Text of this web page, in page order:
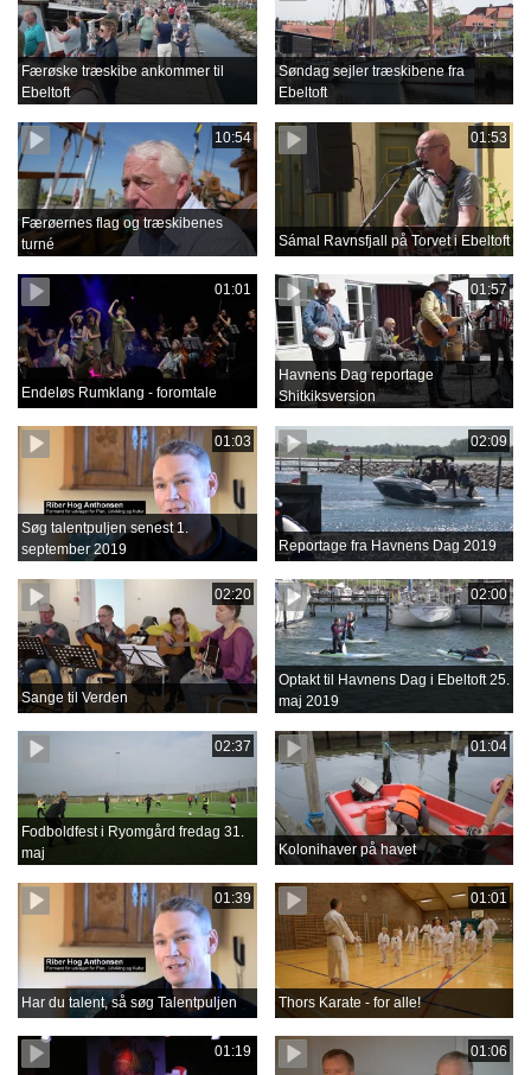
Færøske træskibe ankommer til
Ebeltoft
Søndag sejler træskibene fra
Ebeltoft
10:54
Færøernes flag og træskibenes
turné
01:53
Sámal Ravnsfjall på Torvet i Ebeltoft
01:01
Endeløs Rumklang - foromtale
01:57
Havnens Dag reportage
Shitkiksversion
01:03
Søg talentpuljen senest 1.
september 2019
02:09
Reportage fra Havnens Dag 2019
02:20
Sange til Verden
02:00
Optakt til Havnens Dag i Ebeltoft 25.
maj 2019
02:37
Fodboldfest i Ryomgård fredag 31.
maj
01:04
Kolonihaver på havet
01:39
Har du talent, så søg Talentpuljen
01:01
Thors Karate - for alle!
01:19 01:06